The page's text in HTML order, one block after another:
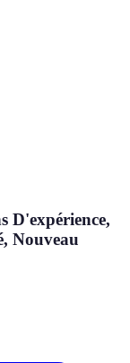
D'expérience,
Nouveau